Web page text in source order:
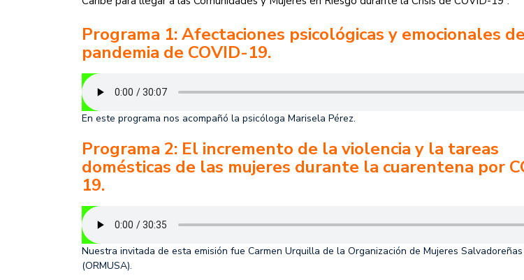
Programa 1: Afectaciones psicológicas y emocionales
pandemia de COVID-19.
En este programa nos acompañó la psicóloga Marisela Pérez.
Programa 2: El incremento de la violencia y la tareas
domésticas de las mujeres durante la cuarentena por
19.
Nuestra invitada de esta emisión fue Carmen Urquilla de la Organización de Mujeres
(ORMUSA).